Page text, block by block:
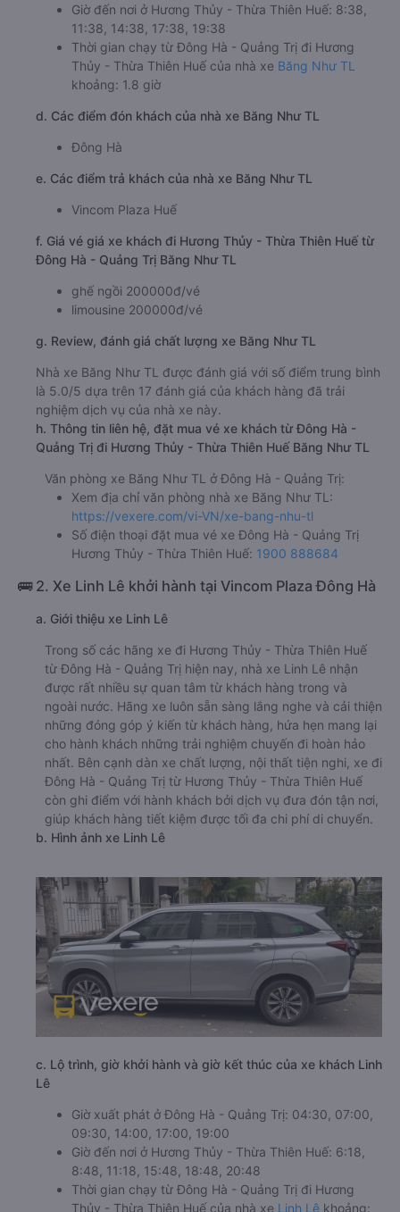
Giờ đến nơi ở Hương Thủy - Thừa Thiên Huế: 8:38,
11:38, 14:38, 17:38, 19:38
Thời gian chạy từ Đông Hà - Quảng Trị đi Hương
Thủy - Thừa Thiên Huế của nhà xe Băng Như TL
khoảng: 1.8 giờ
d. Các điểm đón khách của nhà xe Băng Như TL
Đông Hà
e. Các điểm trả khách của nhà xe Băng Như TL
Vincom Plaza Huế
f. Giá vé giá xe khách đi Hương Thủy - Thừa Thiên Huế từ
Đông Hà - Quảng Trị Băng Như TL
ghế ngồi 200000đ/vé
limousine 200000đ/vé
g. Review, đánh giá chất lượng xe Băng Như TL
Nhà xe Băng Như TL được đánh giá với số điểm trung bình
là 5.0/5 dựa trên 17 đánh giá của khách hàng đã trải
nghiệm dịch vụ của nhà xe này.
h. Thông tin liên hệ, đặt mua vé xe khách từ Đông Hà -
Quảng Trị đi Hương Thủy - Thừa Thiên Huế Băng Như TL
Văn phòng xe Băng Như TL ở Đông Hà - Quảng Trị:
Xem địa chỉ văn phòng nhà xe Băng Như TL:
https://vexere.com/vi-VN/xe-bang-nhu-tl
Số điện thoại đặt mua vé xe Đông Hà - Quảng Trị
Hương Thủy - Thừa Thiên Huế: 1900 888684
🚌 2. Xe Linh Lê khởi hành tại Vincom Plaza Đông Hà
a. Giới thiệu xe Linh Lê
Trong số các hãng xe đi Hương Thủy - Thừa Thiên Huế
từ Đông Hà - Quảng Trị hiện nay, nhà xe Linh Lê nhận
được rất nhiều sự quan tâm từ khách hàng trong và
ngoài nước. Hãng xe luôn sẵn sàng lắng nghe và cải thiện
những đóng góp ý kiến từ khách hàng, hứa hẹn mang lại
cho hành khách những trải nghiệm chuyến đi hoàn hảo
nhất. Bên cạnh dàn xe chất lượng, nội thất tiện nghi, xe đi
Đông Hà - Quảng Trị từ Hương Thủy - Thừa Thiên Huế
còn ghi điểm với hành khách bởi dịch vụ đưa đón tận nơi,
giúp khách hàng tiết kiệm được tối đa chi phí di chuyển.
b. Hình ảnh xe Linh Lê
c. Lộ trình, giờ khởi hành và giờ kết thúc của xe khách Linh
Lê
Giờ xuất phát ở Đông Hà - Quảng Trị: 04:30, 07:00,
09:30, 14:00, 17:00, 19:00
Giờ đến nơi ở Hương Thủy - Thừa Thiên Huế: 6:18,
8:48, 11:18, 15:48, 18:48, 20:48
Thời gian chạy từ Đông Hà - Quảng Trị đi Hương
Thủy - Thừa Thiên Huế của nhà xe Linh Lê khoảng: